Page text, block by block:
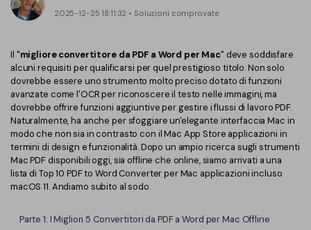
PDF in Word
Comprimere PDF
Unire PDF
Word in PDF
Altri Strumenti Online
Compimi PDF
Organizza PDF
Ritaglia PDF
Modulo PDF
Firma PDF
Firma digitale certificata
Esegui OCR su PDF
APP PDF
Firma su PDF
PDF editor per Mac
Comprimere PDF
Tutti Gli Argomenti
Soluzioni PDF per
Educazione
2025-12-25 18:11:32 • Soluzioni comprovate
Il "migliore convertitore da PDF a Word per Mac" deve soddisfare
alcuni requisiti per qualificarsi per quel prestigioso titolo. Non solo
dovrebbe essere uno strumento molto preciso dotato di funzioni
avanzate come l'OCR per riconoscere il testo nelle immagini, ma
dovrebbe offrire funzioni aggiuntive per gestire i flussi di lavoro PDF.
Naturalmente, ha anche per sfoggiare un'elegante interfaccia Mac in
modo che non sia in contrasto con il Mac App Store applicazioni in
termini di design e funzionalità. Dopo un ampio ricerca sugli strumenti
Mac PDF disponibili oggi, sia offline che online, siamo arrivati a una
lista di Top 10 PDF to Word Converter per Mac applicazioni incluso
macOS 11. Andiamo subito al sodo.
Parte 1: I Migliori 5 Convertitori da PDF a Word per Mac Offline